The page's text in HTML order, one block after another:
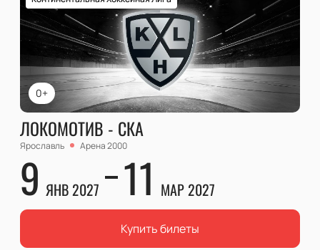
0+
ЛОКОМОТИВ - СКА
Ярославль Арена 2000
9 ЯНВ 2027 11 МАР 2027
Купить билеты